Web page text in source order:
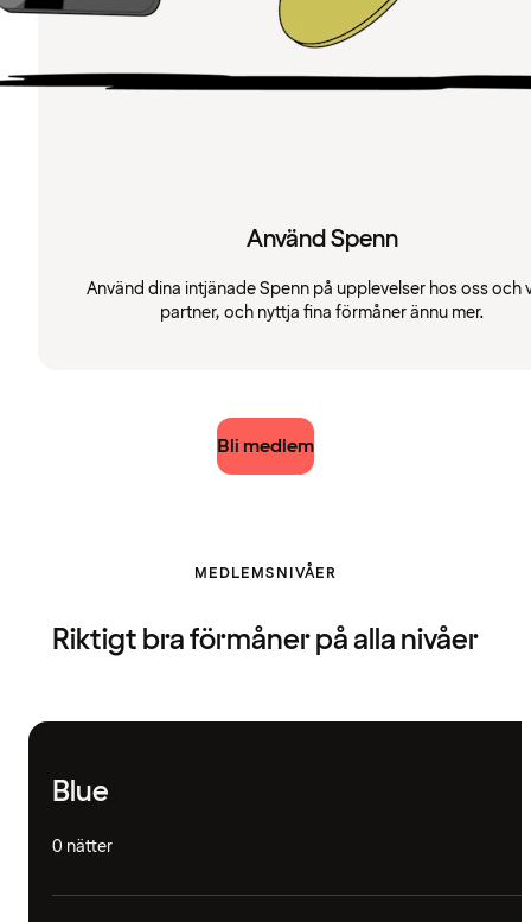
Använd Spenn
Använd dina intjänade Spenn på upplevelser hos oss och
partner, och nyttja fina förmåner ännu mer.
Bli medlem
MEDLEMSNIVÅER
Riktigt bra förmåner på alla nivåer
Blue
0 nätter